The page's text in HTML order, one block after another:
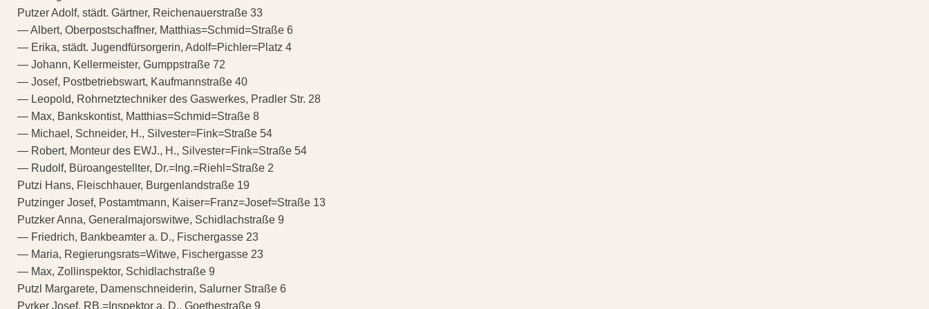
Putzer Adolf, städt. Gärtner, Reichenauerstraße 33
— Albert, Oberpostschaffner, Matthias=Schmid=Straße 6
— Erika, städt. Jugendfürsorgerin, Adolf=Pichler=Platz 4
— Johann, Kellermeister, Gumppstraße 72
— Josef, Postbetriebswart, Kaufmannstraße 40
— Leopold, Rohrnetztechniker des Gaswerkes, Pradler Str. 28
— Max, Bankskontist, Matthias=Schmid=Straße 8
— Michael, Schneider, H., Silvester=Fink=Straße 54
— Robert, Monteur des EWJ., H., Silvester=Fink=Straße 54
— Rudolf, Büroangestellter, Dr.=Ing.=Riehl=Straße 2
Putzi Hans, Fleischhauer, Burgenlandstraße 19
Putzinger Josef, Postamtmann, Kaiser=Franz=Josef=Straße 13
Putzker Anna, Generalmajorswitwe, Schidlachstraße 9
— Friedrich, Bankbeamter a. D., Fischergasse 23
— Maria, Regierungsrats=Witwe, Fischergasse 23
— Max, Zollinspektor, Schidlachstraße 9
Putzl Margarete, Damenschneiderin, Salurner Straße 6
Pyrker Josef, RB.=Inspektor a. D., Goethestraße 9